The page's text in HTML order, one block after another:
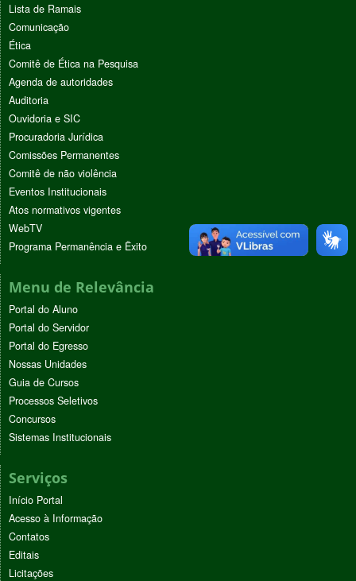
Lista de Ramais
Comunicação
Ética
Comitê de Ética na Pesquisa
Agenda de autoridades
Auditoria
Ouvidoria e SIC
Procuradoria Jurídica
Comissões Permanentes
Comitê de não violência
Eventos Institucionais
Atos normativos vigentes
WebTV
Programa Permanência e Êxito
Menu de Relevância
Portal do Aluno
Portal do Servidor
Portal do Egresso
Nossas Unidades
Guia de Cursos
Processos Seletivos
Concursos
Sistemas Institucionais
Serviços
Início Portal
Acesso à Informação
Contatos
Editais
Licitações